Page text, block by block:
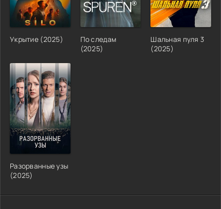
Укрытие (2025)
По следам
(2025)
Шальная пуля 3
(2025)
Разорванные узы
(2025)